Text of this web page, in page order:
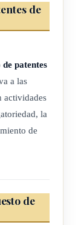
cantón de
la
la cual a
respectivo.
razonada del
actividad no
de
patentes
a las
actividades
la
de
de